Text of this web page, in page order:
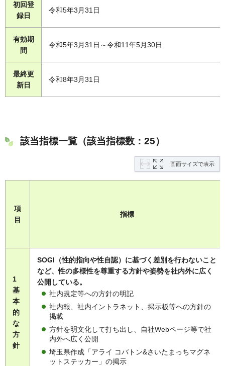
初回登
録日
令和5年3月31日
有効期
間
令和5年3月31日～令和11年5月30日
最終更
新日
令和8年3月31日
該当指標一覧（該当指標数：25）
画面サイズで表示
項
目
指標
1
基
本
的
な
方
針
SOGI（性的指向や性自認）に基づく差別を行わないこと
など、性の多様性を尊重する方針や姿勢を社内外に広く
公開している。
社内規定等への方針の明記
社内報、社内イントラネット、掲示板等への方針の
掲載
方針を明文化して打ち出し、自社Webページ等で社
内外へ広く公開
埼玉県作成「アライ コバトン&さいたまっちマグネ
ットステッカー」の掲示